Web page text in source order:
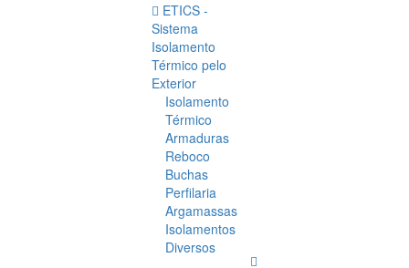
ETICS -
Sistema
Isolamento
Térmico pelo
Exterior
Isolamento
Térmico
Armaduras
Reboco
Buchas
Perfilaria
Argamassas
Isolamentos
Diversos